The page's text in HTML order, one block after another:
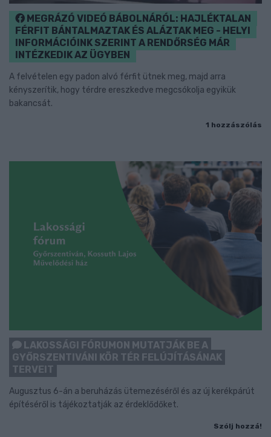
MEGRÁZÓ VIDEÓ BÁBOLNÁRÓL: HAJLÉKTALAN
FÉRFIT BÁNTALMAZTAK ÉS ALÁZTAK MEG - HELYI
INFORMÁCIÓINK SZERINT A RENDŐRSÉG MÁR
INTÉZKEDIK AZ ÜGYBEN
A felvételen egy padon alvó férfit ütnek meg, majd arra
kényszerítik, hogy térdre ereszkedve megcsókolja egyikük
bakancsát.
1 hozzászólás
LAKOSSÁGI FÓRUMON MUTATJÁK BE A
GYŐRSZENTIVÁNI KÖR TÉR FELÚJÍTÁSÁNAK
TERVEIT
Augusztus 6-án a beruházás ütemezéséről és az új kerékpárút
építéséről is tájékoztatják az érdeklődőket.
Szólj hozzá!